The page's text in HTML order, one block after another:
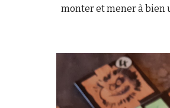
monter et mener à bien